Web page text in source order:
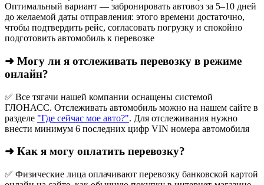
Оптимальный вариант — забронировать автовоз за 5–10 дней
до желаемой даты отправления: этого времени достаточно,
чтобы подтвердить рейс, согласовать погрузку и спокойно
подготовить автомобиль к перевозке
➜ Могу ли я отслеживать перевозку в режиме
онлайн?
✅ Все тягачи нашей компании оснащены системой
ГЛОНАСС. Отслеживать автомобиль можно на нашем сайте в
разделе "Где сейчас мое авто?". Для отслеживания нужно
внести минимум 6 последних цифр VIN номера автомобиля
➜ Как я могу оплатить перевозку?
✅ Физические лица оплачивают перевозку банковской картой